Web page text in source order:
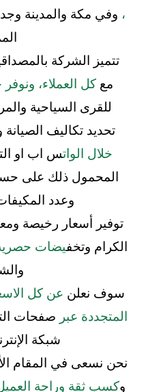
، وفي مكة والمدينة
تتميز الشركة
مع كل العملاء،
للقرى السياحية
تحديد تكاليف الصيانة
خلال الواتس اب او
المحمول ذلك على
وعدد
توفير أسعار رخيصة
الكرام وتخفيضات
سوف نعلن عن كل
المتجددة عبر صفحات
شبكة
نحن نسعى في المقام
وكسب ثقة وراحة